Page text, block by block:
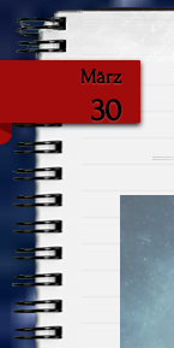
März
30